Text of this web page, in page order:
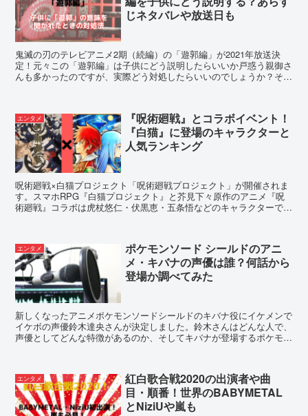
じネタバレや放送日も
鬼滅の刃のテレビアニメ2期（続編）の「遊郭編」が2021年放送決
定！元々この「遊郭編」は子供にどう説明したらいいか戸惑う親御さ
んも多かったのですが、実際どう対処したらいいのでしょうか？そこ
エンタメ
『呪術廻戦』とコラボイベント！
『白猫』に登場のキャラクターと
人気ランキング
呪術廻戦×白猫プロジェクト「呪術廻戦プロジェクト」が開催されま
す。スマホRPG『白猫プロジェクト』と芥見下々原作のアニメ『呪
術廻戦』コラボは虎杖悠仁・伏黒恵・五条悟などのキャラクターで展
エンタメ
ポケモンソード シールドのアニ
メ・キバナの声優は誰？何話から
登場か調べてみた
新しくなったアニメポケモンソードシールドのキバナ役にイケメンで
イケボの声優鈴木達央さんが決定しました。鈴木さんはどんな人で、
声優としてどんな特徴があるのか、そしてキバナが登場するポケモン
エンタメ
紅白歌合戦2020の出演者や曲
目・順番！世界のBABYMETAL
とNiziUや嵐も